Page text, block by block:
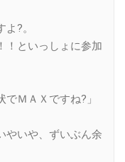
?。
！といっしょに参加
ＭＡＸですね?」
やいや、ずいぶん余